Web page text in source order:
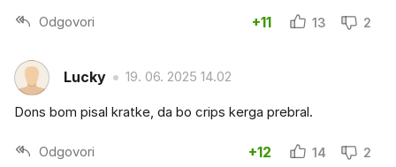
Odgovori +11 13 2
Lucky 19. 06. 2025 14.02
Dons bom pisal kratke, da bo crips kerga prebral.
Odgovori +12 14 2